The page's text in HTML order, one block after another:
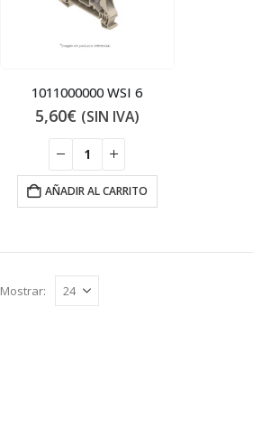
1011000000 WSI 6
5,60€ (SIN IVA)
AÑADIR AL CARRITO
Mostrar: